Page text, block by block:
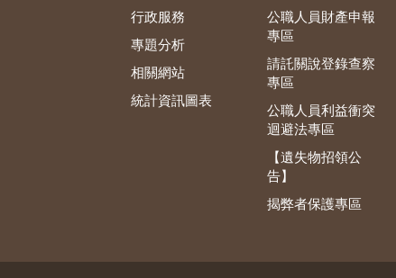
行政服務
專題分析
相關網站
統計資訊圖表
公職人員財產申報
專區
請託關說登錄查察
專區
公職人員利益衝突
迴避法專區
【遺失物招領公
告】
揭弊者保護專區